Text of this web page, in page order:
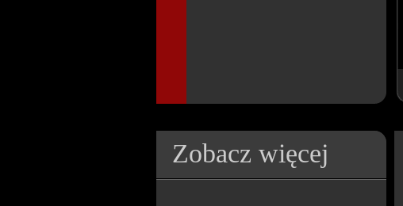
Zobacz więcej